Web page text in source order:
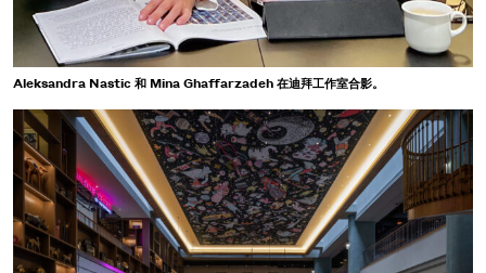
Aleksandra Nastic 和 Mina Ghaffarzadeh 在迪拜工作室合影。